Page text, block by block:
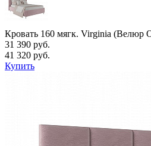
Кровать 160 мягк. Virginia (Велюр
31 390 руб.
41 320 руб.
Купить